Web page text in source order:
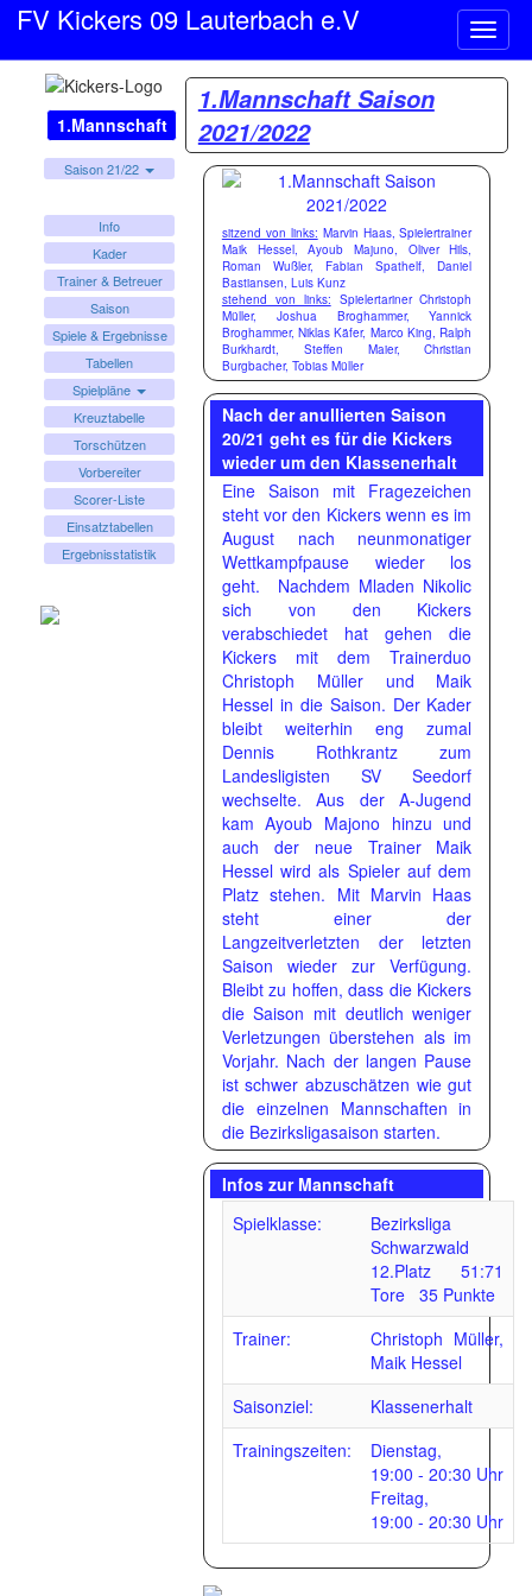
ein-/
FV Kickers 09 Lauterbach e.V
1.Mannschaft
Saison 21/22
Info
Kader
Trainer & Betreuer
Saison
Spiele & Ergebnisse
Tabellen
Spielpläne
Kreuztabelle
Torschützen
Vorbereiter
Scorer-Liste
Einsatztabellen
Ergebnisstatistik
1.Mannschaft Saison
2021/2022
sitzend von links: Marvin Haas, Spielertrainer
Maik Hessel, Ayoub Majuno, Oliver Hils,
Roman Wußler, Fabian Spathelf, Daniel
Bastiansen, Luis Kunz
stehend von links: Spielertariner Christoph
Müller, Joshua Broghammer, Yannick
Broghammer, Niklas Käfer, Marco King, Ralph
Burkhardt, Steffen Maier, Christian
Burgbacher, Tobias Müller
Nach der anullierten Saison
20/21 geht es für die Kickers
wieder um den Klassenerhalt
Eine Saison mit Fragezeichen
steht vor den Kickers wenn es im
August nach neunmonatiger
Wettkampfpause wieder los
geht. Nachdem Mladen Nikolic
sich von den Kickers
verabschiedet hat gehen die
Kickers mit dem Trainerduo
Christoph Müller und Maik
Hessel in die Saison. Der Kader
bleibt weiterhin eng zumal
Dennis Rothkrantz zum
Landesligisten SV Seedorf
wechselte. Aus der A-Jugend
kam Ayoub Majono hinzu und
auch der neue Trainer Maik
Hessel wird als Spieler auf dem
Platz stehen. Mit Marvin Haas
steht einer der
Langzeitverletzten der letzten
Saison wieder zur Verfügung.
Bleibt zu hoffen, dass die Kickers
die Saison mit deutlich weniger
Verletzungen überstehen als im
Vorjahr. Nach der langen Pause
ist schwer abzuschätzen wie gut
die einzelnen Mannschaften in
die Bezirksligasaison starten.
Infos zur Mannschaft
Spielklasse:
Bezirksliga
Schwarzwald
12.Platz 51:71
Tore 35 Punkte
Trainer:
Christoph Müller,
Maik Hessel
Saisonziel:
Klassenerhalt
Trainingszeiten:
Dienstag,
19:00 - 20:30 Uhr
Freitag,
19:00 - 20:30 Uhr
3:3 Unenstcheiden der